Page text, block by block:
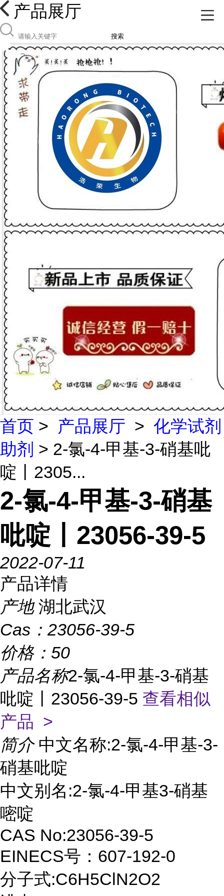
产品展厅
搜索
首页 > 产品展厅 > 化学试剂
助剂 > 2-氯-4-甲基-3-硝基吡
啶丨2305...
2-氯-4-甲基-3-硝基
吡啶丨23056-39-5
2022-07-11
产品详情
产地 湖北武汉
Cas： 23056-39-5
价格： 50
产品名称2-氯-4-甲基-3-硝基
吡啶丨23056-39-5 查看相似
产品 >
简介 中文名称:2-氯-4-甲基-3-
硝基吡啶
中文别名:2-氯-4-甲基3-硝基
嘧啶
CAS No:23056-39-5
EINECS号：607-192-0
分子式:C6H5ClN2O2